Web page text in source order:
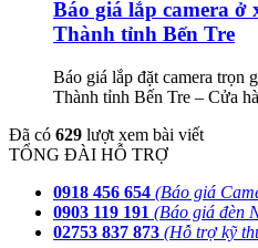
Báo giá lắp camera
Thành tỉnh Bến Tre
Báo giá lắp đặt camera trọn
Thành tỉnh Bến Tre – Cửa
Đã có 629 lượt xem bài viết
TỔNG ĐÀI HỖ TRỢ
0918 456 654 (Báo giá
0903 119 191 (Báo giá đèn
02753 837 873 (Hỗ trợ kỹ